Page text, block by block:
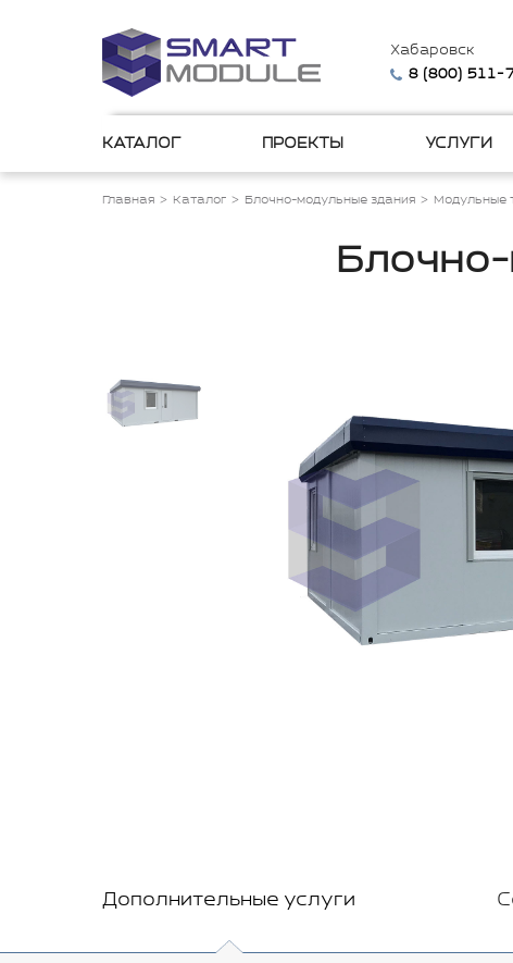
Хабаровск
8 (800) 511-
КАТАЛОГ ПРОЕКТЫ УСЛУГИ
Главная Каталог Блочно-модульные здания Модульные
Дополнительные услуги